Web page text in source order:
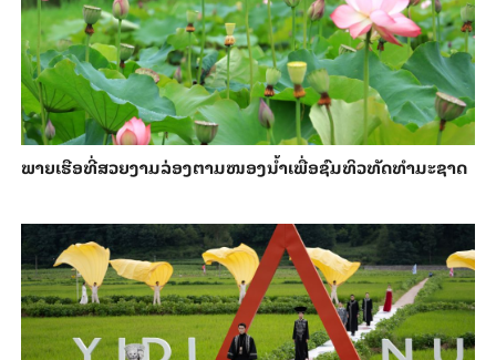
ພາຍ​ເຮືອທີ່​ສວຍ​ງາມ​ລ່ອງ​ຕາມ​​ໜອງນ້ຳ​​ເພື່ອ​ຊົມ​ທິວ​ທັດ​ທຳ​ມະ​ຊາດ